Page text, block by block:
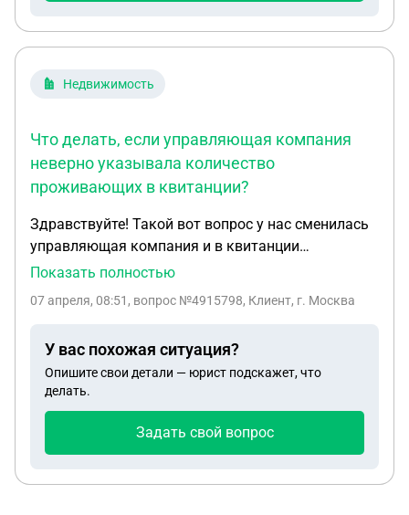
Недвижимость
Что делать, если управляющая компания
неверно указывала количество
проживающих в квитанции?
Здравствуйте! Такой вот вопрос у нас сменилась
управляющая компания и в квитанции
изменилось количество проживающих, то есть
квитанции указано 1. Мы этого сразу не заметили
уже 1,5 года, может ли управляющая компания
заставить платить долг, если мы не виноваты что
она не увидела что прописано 2 человека? Как
еще одного человека, увидит ли сейчас
проживающих изменилось или нужно сходить в
Показать полностью
07 апреля, 08:51 , вопрос №4915798, Клиент, г. Москва
У вас похожая ситуация?
Опишите свои детали — юрист подскажет, что
делать.
Задать свой вопрос